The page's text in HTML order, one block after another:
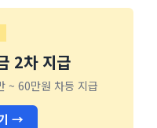
2차 지급
~ 60만원 차등 지급
→